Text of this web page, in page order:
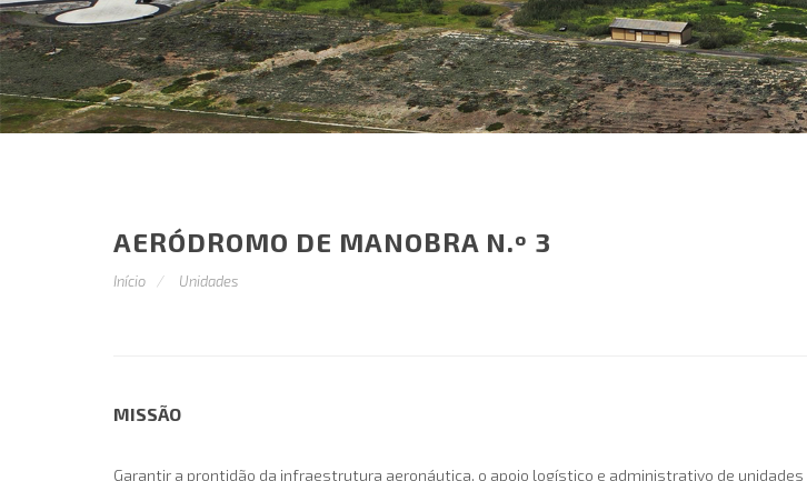
AERÓDROMO DE MANOBRA N.º 3
Início Unidades
MISSÃO
Garantir a prontidão da infraestrutura aeronáutica, o apoio logístico e administrativo de